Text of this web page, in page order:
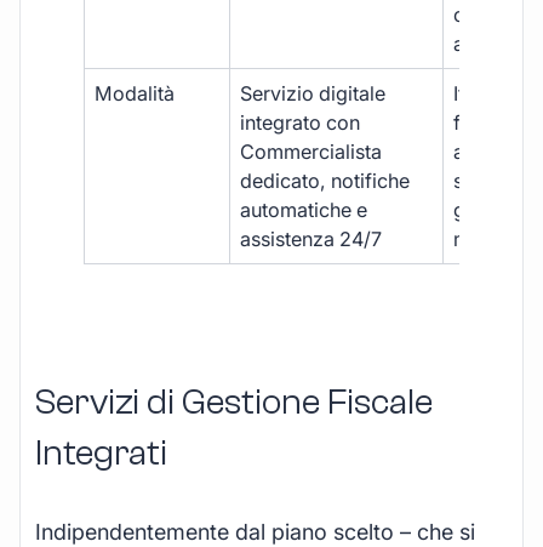
ogni
Modalità
Servizio digitale
integrato con
Commercialista
dedicato, notifiche
automatiche e
assistenza 24/7
Iter
studio e
gestione
manuale
Servizi di Gestione Fiscale
Integrati
Indipendentemente dal piano scelto – che si